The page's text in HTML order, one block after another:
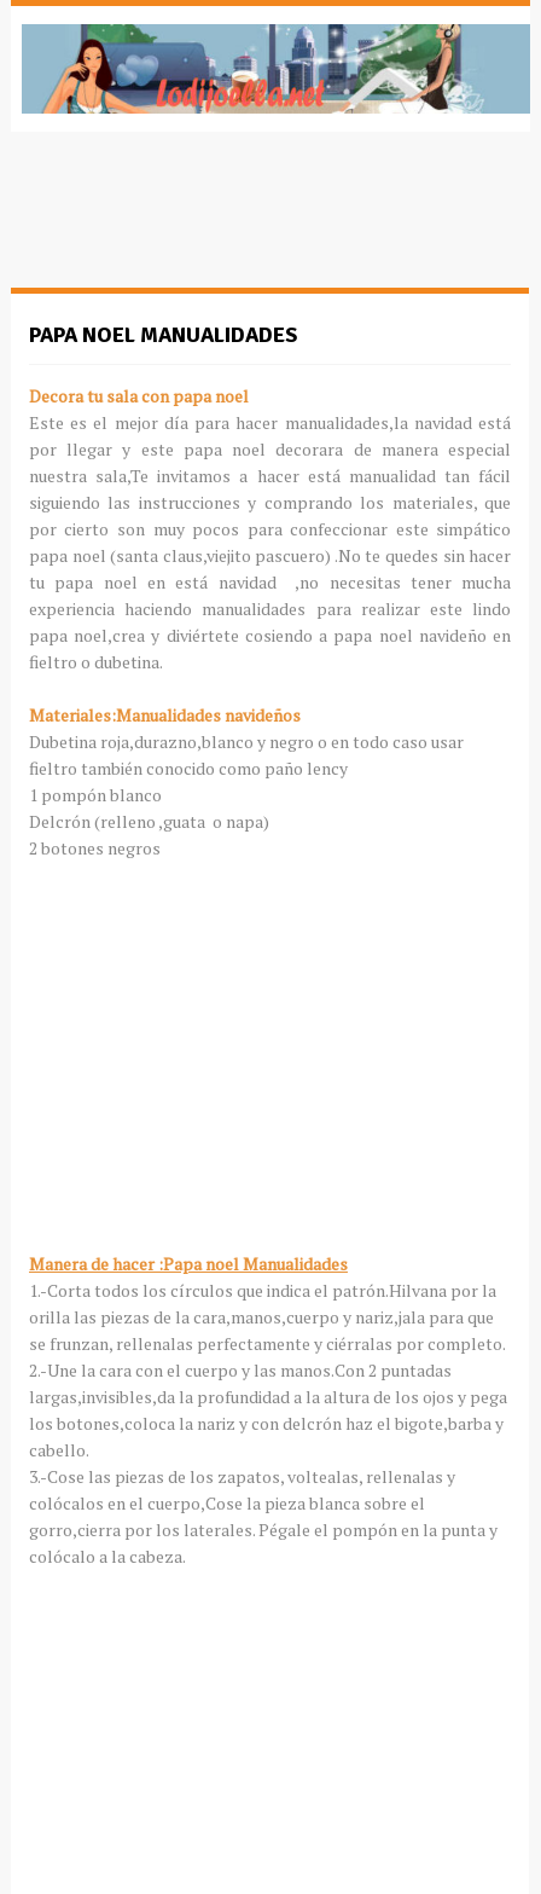
PAPA NOEL MANUALIDADES
Decora tu sala con papa noel
Este es el mejor día para hacer manualidades,la navidad está
por llegar y este papa noel decorara de manera especial
nuestra sala,Te invitamos a hacer está manualidad tan fácil
siguiendo las instrucciones y comprando los materiales, que
por cierto son muy pocos para confeccionar este simpático
papa noel (santa claus,viejito pascuero) .No te quedes sin hacer
tu papa noel en está navidad ,no necesitas tener mucha
experiencia haciendo manualidades para realizar este lindo
papa noel,crea y diviértete cosiendo a papa noel navideño en
fieltro o dubetina.
Materiales:Manualidades navideños
Dubetina roja,durazno,blanco y negro o en todo caso usar
fieltro también conocido como paño lency
1 pompón blanco
Delcrón (relleno ,guata o napa)
2 botones negros
Manera de hacer :Papa noel Manualidades
1.-Corta todos los círculos que indica el patrón.Hilvana por la
orilla las piezas de la cara,manos,cuerpo y nariz,jala para que
se frunzan, rellenalas perfectamente y ciérralas por completo.
2.-Une la cara con el cuerpo y las manos.Con 2 puntadas
largas,invisibles,da la profundidad a la altura de los ojos y pega
los botones,coloca la nariz y con delcrón haz el bigote,barba y
cabello.
3.-Cose las piezas de los zapatos, voltealas, rellenalas y
colócalos en el cuerpo,Cose la pieza blanca sobre el
gorro,cierra por los laterales. Pégale el pompón en la punta y
colócalo a la cabeza.